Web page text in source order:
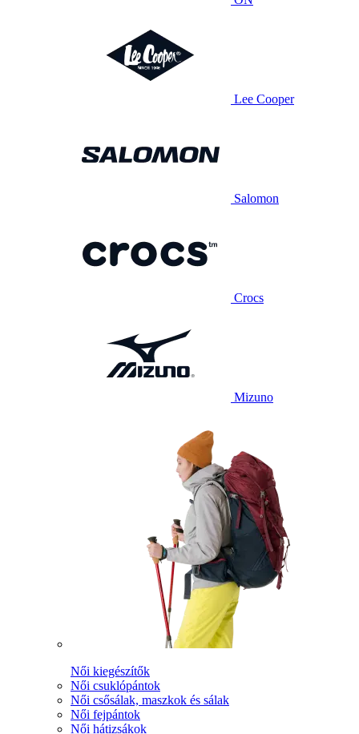
Lee Cooper
Salomon
Crocs
Mizuno
Női kiegészítők
Női csuklópántok
Női csősálak, maszkok és sálak
Női fejpántok
Női hátizsákok